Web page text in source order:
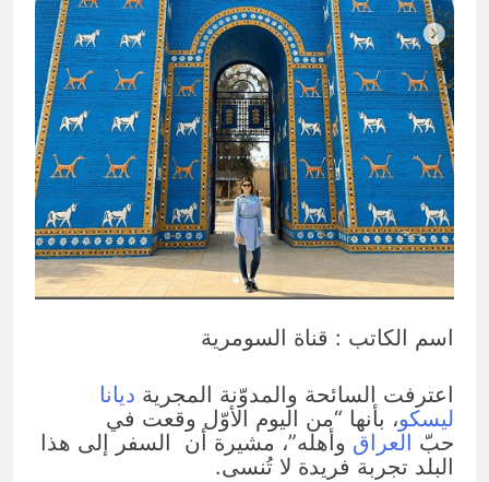
الفساد المتجذر بالعراق تسقط أسطورة
الاستحقاق الانتخابي وانكشاف دولة
المحاصصة !؟
5 ساعات Ago
اسم الكاتب : قناة السومرية
اعترفت السائحة والمدوّنة المجرية ديانا
ليسكو، بأنها “من اليوم الأوّل وقعت في
حبّ العراق وأهله”، مشيرة أن السفر إلى هذا
البلد تجربة فريدة لا تُنسى.